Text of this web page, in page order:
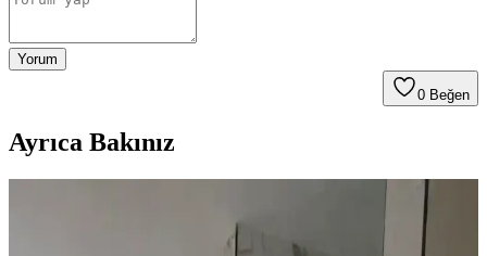
Yorum
0 Beğen
Ayrıca Bakınız
Dekorasyonunda Stil Oluşturma Yöntemleri